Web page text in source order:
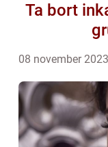
Ta bort
08 november 2023